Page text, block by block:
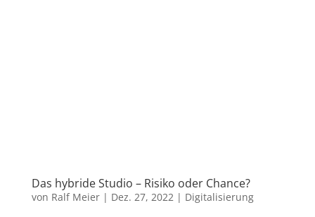
Das hybride Studio – Risiko oder Chance?
von Ralf Meier| Dez. 27, 2022| Digitalisierung